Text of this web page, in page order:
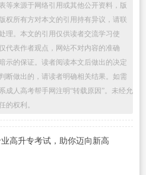
等来源于网络引用或其他公开资料，版
权所有方对本文的引用持有异议，请联
理。本文的引用仅供读者交流学习使
代表作者观点，网站不对内容的准确
示的保证。读者阅读本文后做出的决定
断做出的，请读者明确相关结果。如需
成人高考帮手网注明“转载原因”。未经允
的权利。
高升专考试，助你迈向新高